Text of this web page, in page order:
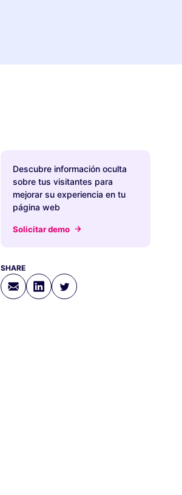
Descubre información oculta
sobre tus visitantes para
mejorar su experiencia en tu
página web
Solicitar demo
SHARE